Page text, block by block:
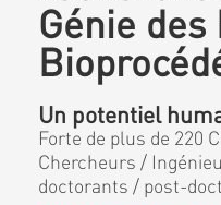
Génie
Un potentiel
Forte de plus de 220
Chercheurs /
doctorants / post-